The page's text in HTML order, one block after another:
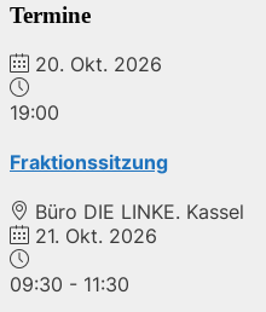
Termine
20. Okt. 2026
19:00
Fraktionssitzung
Büro DIE LINKE. Kassel
21. Okt. 2026
09:30 - 11:30